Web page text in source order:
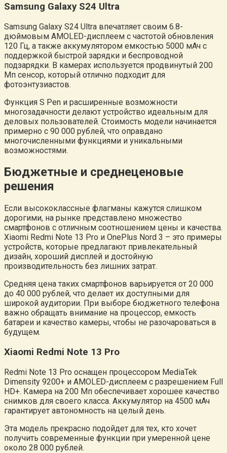
Samsung Galaxy S24 Ultra
Samsung Galaxy S24 Ultra впечатляет своим 6.8-
дюймовым AMOLED-дисплеем с частотой обновления
120 Гц, а также аккумулятором емкостью 5000 мАч с
поддержкой быстрой зарядки и беспроводной
подзарядки. В камерах используется продвинутый 200
Мп сенсор, который отлично подходит для
фотоэнтузиастов.
Функция S Pen и расширенные возможности
многозадачности делают устройство идеальным для
деловых пользователей. Стоимость модели начинается
примерно с 90 000 рублей, что оправдано
многочисленными функциями и уникальными
возможностями.
Бюджетные и среднеценовые
решения
Если высококлассные флагманы кажутся слишком
дорогими, на рынке представлено множество
смартфонов с отличным соотношением цены и качества.
Xiaomi Redmi Note 13 Pro и OnePlus Nord 3 – это примеры
устройств, которые предлагают привлекательный
дизайн, хороший дисплей и достойную
производительность без лишних затрат.
Средняя цена таких смартфонов варьируется от 20 000
до 40 000 рублей, что делает их доступными для
широкой аудитории. При выборе бюджетного телефона
важно обращать внимание на процессор, емкость
батареи и качество камеры, чтобы не разочароваться в
будущем.
Xiaomi Redmi Note 13 Pro
Redmi Note 13 Pro оснащен процессором MediaTek
Dimensity 9200+ и AMOLED-дисплеем с разрешением Full
HD+. Камера на 200 Мп обеспечивает хорошее качество
снимков для своего класса. Аккумулятор на 4500 мАч
гарантирует автономность на целый день.
Эта модель прекрасно подойдет для тех, кто хочет
получить современные функции при умеренной цене
около 28 000 рублей.